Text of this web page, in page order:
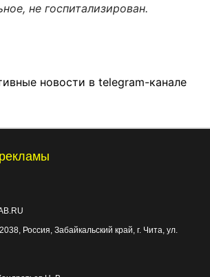
не госпитализирован.
новости в telegram-канале
, Россия, Забайкальский край, г. Чита ул.